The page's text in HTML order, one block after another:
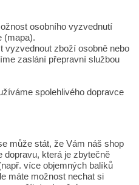
osobního vyzvednutí
(mapa).
vyzvednout zboží osobně nebo
zaslání přepravní službou
spolehlivého dopravce
může stát, že Vám náš shop
dopravu, která je zbytečně
více objemných balíků
máte možnost nechat si